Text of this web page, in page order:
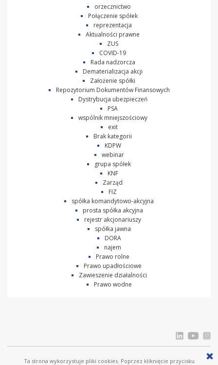
orzecznictwo
Połączenie spółek
reprezentacja
Aktualności prawne
ZUS
COVID-19
Rada nadzorcza
Dematerializacja akcji
Założenie spółki
Repozytorium Dokumentów Finansowych
Dystrybucja ubezpieczeń
PSA
wspólnik mniejszościowy
exit
Brak kategorii
KDPW
webinar
grupa spółek
KNF
Zarząd
FIZ
spółka komandytowo-akcyjna
prosta spółka akcyjna
rejestr akcjonariuszy
spółka jawna
DORA
najem
Prawo rolne
Prawo upadłościowe
Zawieszenie działalności
Prawo wodne
Ta strona wykorzystuje pliki cookies. Poprzez kliknięcie przycisku